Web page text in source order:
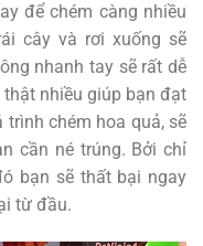
để chém càng nhiều
cây và rơi xuống sẽ
nhanh tay sẽ rất dễ
nhiều giúp bạn đạt
chém hoa quả, sẽ
cần né trúng. Bởi chỉ
bạn sẽ thất bại ngay
từ đầu.